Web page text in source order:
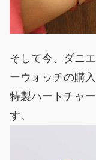
そして今、ダニ
ーウォッチの購
特製ハートチャ
す。